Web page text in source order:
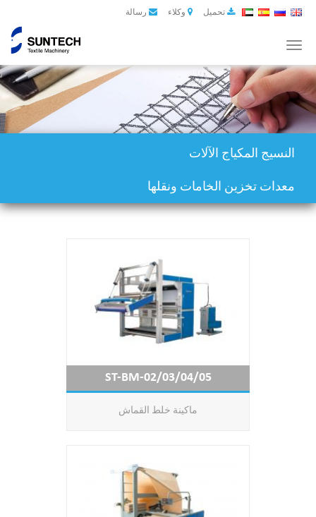
تحميل وكلاء رسالة
Toggle
navigation
النسيج المكياج الآلات
معدات تخزين الخامات ونقلها
ST-BM-02/03/04/05
ماكينة خلط القماش